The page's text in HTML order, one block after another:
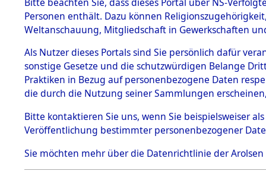
1.
mente
5. Verschiedenes
5.3
Todesmärsche
5.3.1 Alliierte
Erhebungen
zu
Todesmärsch
en
5.3.2
0052
Personen enthält. Dazu können
Weltanschauung, Mitgliedschaft in Gewerkschaften
Als Nutzer dieses Portals sind Sie persönlich dafür
sonstige Gesetze und die schutzwürdigen Belange
Praktiken in Bezug auf personenbezogene Daten
die durch die Nutzung seiner Sammlungen
Bitte kontaktieren Sie uns, wenn Sie beispielsweiser
Veröffentlichung bestimmter personenbezogener
Sie möchten mehr über die Datenrichtlinie der Arolsen